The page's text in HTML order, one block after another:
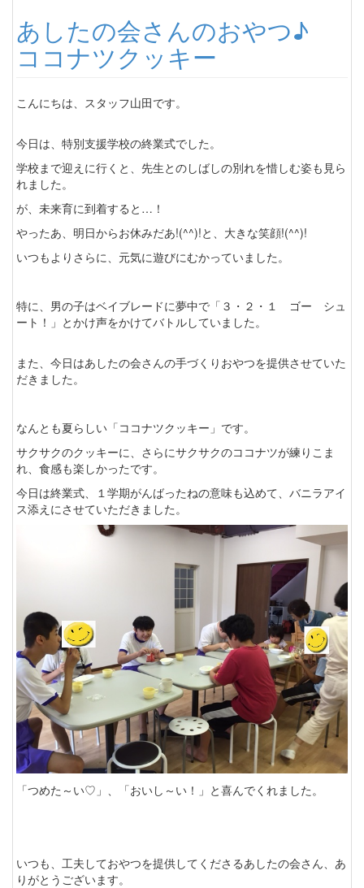
あしたの会さんのおやつ♪
ココナツクッキー
こんにちは、スタッフ山田です。
今日は、特別支援学校の終業式でした。
学校まで迎えに行くと、先生とのしばしの別れを惜しむ姿も見ら
れました。
が、未来育に到着すると…！
やったあ、明日からお休みだあ!(^^)!と、大きな笑顔!(^^)!
いつもよりさらに、元気に遊びにむかっていました。
特に、男の子はベイブレードに夢中で「３・２・１ ゴー シュ
ート！」とかけ声をかけてバトルしていました。
また、今日はあしたの会さんの手づくりおやつを提供させていた
だきました。
なんとも夏らしい「ココナツクッキー」です。
サクサクのクッキーに、さらにサクサクのココナツが練りこま
れ、食感も楽しかったです。
今日は終業式、１学期がんばったねの意味も込めて、バニラアイ
ス添えにさせていただきました。
「つめた～い♡」、「おいし～い！」と喜んでくれました。
いつも、工夫しておやつを提供してくださるあしたの会さん、あ
りがとうございます。